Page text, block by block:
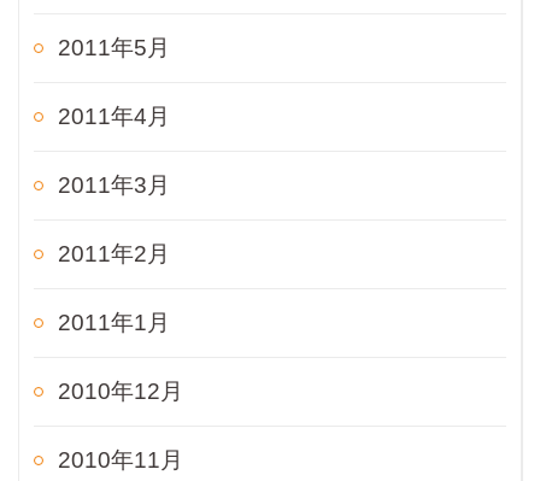
2011年5月
2011年4月
2011年3月
2011年2月
2011年1月
2010年12月
2010年11月